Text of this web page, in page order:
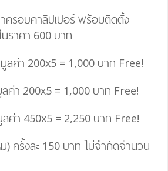
ครอบคาลิปเปอร์ พร้อมติดตั้ง
ราคา 600 บาท
ลค่า 200x5 = 1,000 บาท Free!
ค่า 200x5 = 1,000 บาท Free!
ค่า 450x5 = 2,250 บาท Free!
ม) ครั้งละ 150 บาท ไม่จำกัดจำนวน